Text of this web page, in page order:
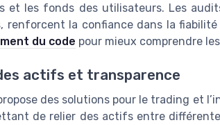
et les fonds des utilisateurs. Les
renforcent la confiance dans la
du code pour mieux comprendre
actifs et transparence
des solutions pour le trading et
de relier des actifs entre